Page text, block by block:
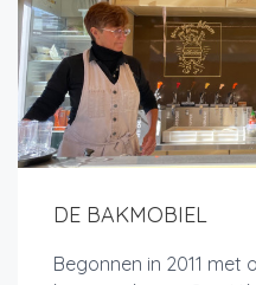
DE BAKMOBIEL
Begonnen in 2011